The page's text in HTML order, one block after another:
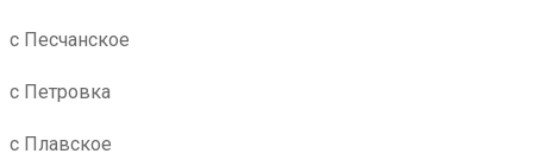
с Песчанское
с Петровка
с Плавское